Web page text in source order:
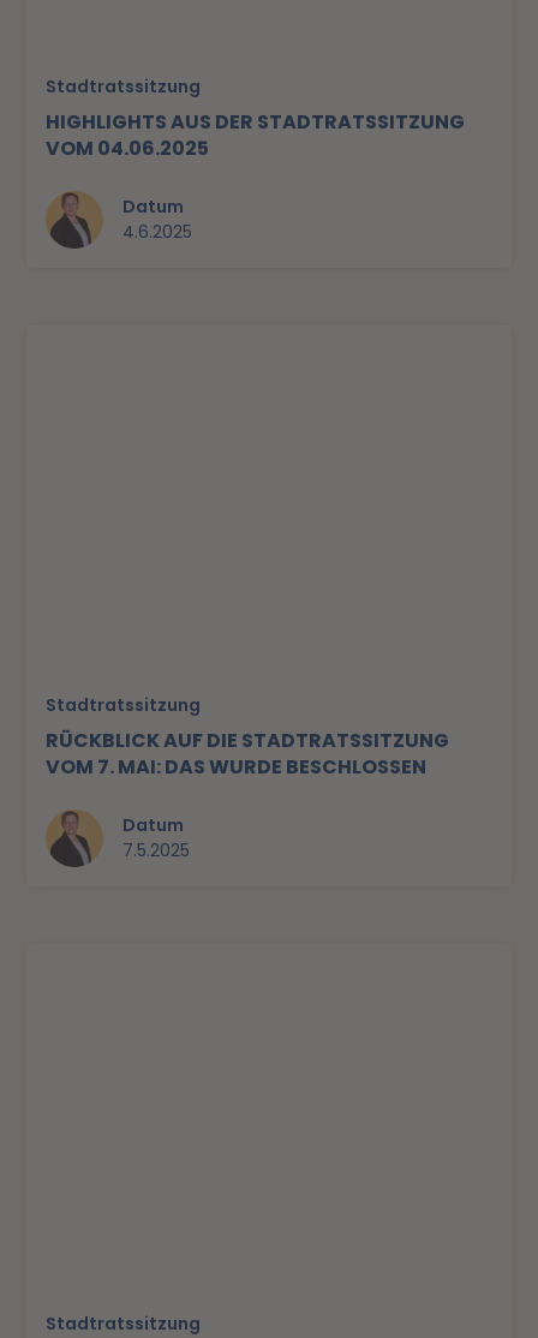
Stadtratssitzung
HIGHLIGHTS AUS DER STADTRATSSITZUNG
VOM 04.06.2025
Datum
4.6.2025
Stadtratssitzung
RÜCKBLICK AUF DIE STADTRATSSITZUNG
VOM 7. MAI: DAS WURDE BESCHLOSSEN
Datum
7.5.2025
Stadtratssitzung